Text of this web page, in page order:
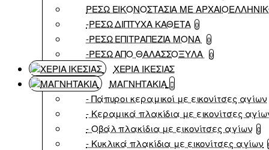
ΡΕΣΩ ΕΙΚΟΝΟΣΤΑΣΙΑ ΜΕ
-ΡΕΣΩ ΔΙΠΤΥΧΑ ΚΑΘΕΤΑ 0
-ΡΕΣΩ ΕΠΙΤΡΑΠΕΖΙΑ ΜΟΝΑ 0
-ΡΕΣΩ ΑΠΟ ΘΑΛΑΣΣΟΞΥΛΑ 0
ΧΕΡΙΑ ΙΚΕΣΙΑΣ
ΜΑΓΝΗΤΑΚΙΑ
- Πάπυροι κεραμικοί με εικονίτσες αγίων
- Κεραμικά πλακίδια με εικονίτσες
- Οβάλ πλακίδια με εικονίτσες αγίων 0
- Κυκλικά πλακίδια με εικονίτσες αγίων